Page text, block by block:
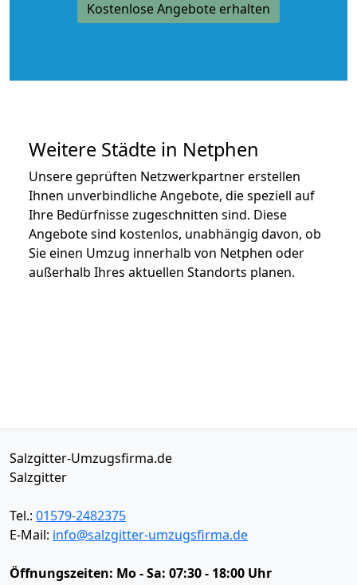
Kostenlose Angebote erhalten
Weitere Städte in Netphen
Unsere geprüften Netzwerkpartner erstellen
Ihnen unverbindliche Angebote, die speziell auf
Ihre Bedürfnisse zugeschnitten sind. Diese
Angebote sind kostenlos, unabhängig davon, ob
Sie einen Umzug innerhalb von Netphen oder
außerhalb Ihres aktuellen Standorts planen.
Salzgitter-Umzugsfirma.de
Salzgitter
Tel.: 01579-2482375
E-Mail: info@salzgitter-umzugsfirma.de
Öffnungszeiten: Mo - Sa: 07:30 - 18:00 Uhr